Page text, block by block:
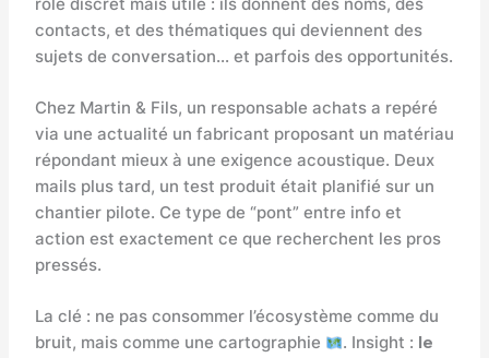
rôle discret mais utile : ils donnent des noms, des
contacts, et des thématiques qui deviennent des
sujets de conversation… et parfois des opportunités.
Chez Martin & Fils, un responsable achats a repéré
via une actualité un fabricant proposant un matériau
répondant mieux à une exigence acoustique. Deux
mails plus tard, un test produit était planifié sur un
chantier pilote. Ce type de “pont” entre info et
action est exactement ce que recherchent les pros
pressés.
La clé : ne pas consommer l’écosystème comme du
bruit, mais comme une cartographie
. Insight : le